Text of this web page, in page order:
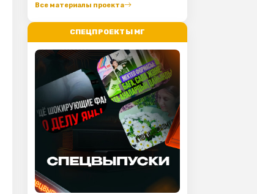
Все материалы проекта
СПЕЦПРОЕКТЫ МГ